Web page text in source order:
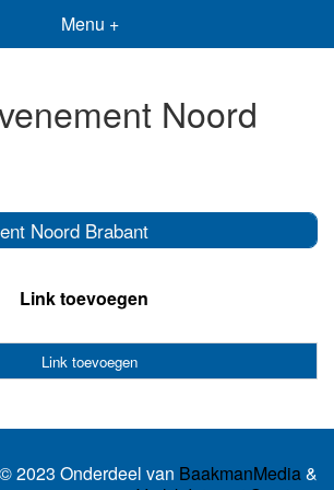
Menu +
Noord
Noord Brabant
Link toevoegen
Link toevoegen
2023 Onderdeel van BaakmanMedia&